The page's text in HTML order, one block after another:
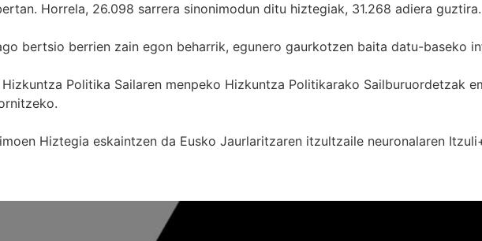
Horrela, 26.098 sarrera sinonimodun ditu hiztegiak, 31.268 adiera guztira.
bertsio berrien zain egon beharrik, egunero gaurkotzen baita datu-baseko
Politika Sailaren menpeko Hizkuntza Politikarako Sailburuordetzak
Hiztegia eskaintzen da Eusko Jaurlaritzaren itzultzaile neuronalaren